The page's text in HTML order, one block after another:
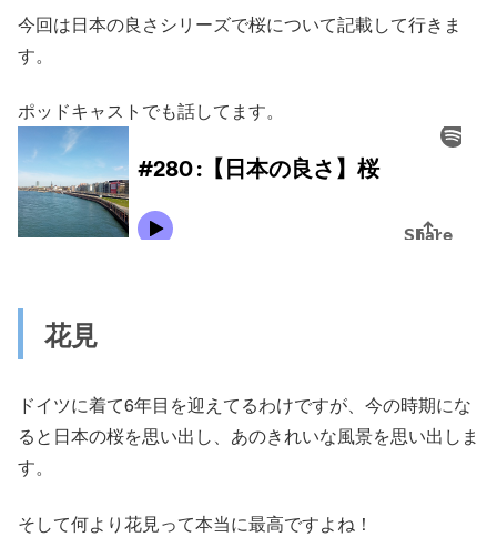
今回は日本の良さシリーズで桜について記載して行きま
す。
ポッドキャストでも話してます。
花見
ドイツに着て6年目を迎えてるわけですが、今の時期にな
ると日本の桜を思い出し、あのきれいな風景を思い出しま
す。
そして何より花見って本当に最高ですよね！